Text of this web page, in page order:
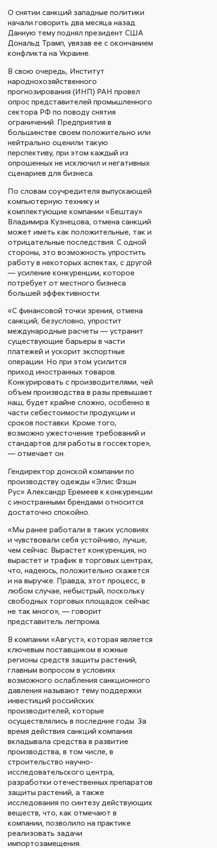
О снятии санкций западные политики
начали говорить два месяца назад.
Данную тему поднял президент США
Дональд Трамп, увязав ее с окончанием
конфликта на Украине.
В свою очередь, Институт
народнохозяйственного
прогнозирования (ИНП) РАН провел
опрос представителей промышленного
сектора РФ по поводу снятия
ограничений. Предприятия в
большинстве своем положительно или
нейтрально оценили такую
перспективу, при этом каждый из
опрошенных не исключил и негативных
сценариев для бизнеса.
По словам соучредителя выпускающей
компьютерную технику и
комплектующие компании «Бештау»
Владимира Кузнецова, отмена санкций
может иметь как положительные, так и
отрицательные последствия. С одной
стороны, это возможность упростить
работу в некоторых аспектах, с другой
— усиление конкуренции, которое
потребует от местного бизнеса
большей эффективности.
«С финансовой точки зрения, отмена
санкций, безусловно, упростит
международные расчеты — устранит
существующие барьеры в части
платежей и ускорит экспортные
операции. Но при этом усилится
приход иностранных товаров.
Конкурировать с производителями, чей
объем производства в разы превышает
наш, будет крайне сложно, особенно в
части себестоимости продукции и
сроков поставки. Кроме того,
возможно ужесточение требований и
стандартов для работы в госсекторе»,
— отмечает он.
Гендиректор донской компании по
производству одежды «Элис Фэшн
Рус» Александр Еремеев к конкуренции
с иностранными брендами относится
достаточно спокойно.
«Мы ранее работали в таких условиях
и чувствовали себя устойчиво, лучше,
чем сейчас. Вырастет конкуренция, но
вырастет и трафик в торговых центрах,
что, надеюсь, положительно скажется
и на выручке. Правда, этот процесс, в
любом случае, небыстрый, поскольку
свободных торговых площадок сейчас
не так много», — говорит
представитель легпрома.
В компании «Август», которая является
ключевым поставщиком в южные
регионы средств защиты растений,
главным вопросом в условиях
возможного ослабления санкционного
давления называют тему поддержки
инвестиций российских
производителей, которые
осуществлялись в последние годы. За
время действия санкций компания
вкладывала средства в развитие
производства, в том числе, в
строительство научно-
исследовательского центра,
разработки отечественных препаратов
защиты растений, а также
исследования по синтезу действующих
веществ, что, как отмечают в
компании, позволило на практике
реализовать задачи
импортозамещения.